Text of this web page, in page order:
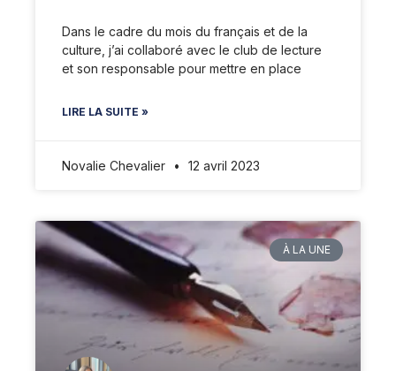
Dans le cadre du mois du français et de la
culture, j’ai collaboré avec le club de lecture
et son responsable pour mettre en place
LIRE LA SUITE »
Novalie Chevalier 12 avril 2023
À LA UNE